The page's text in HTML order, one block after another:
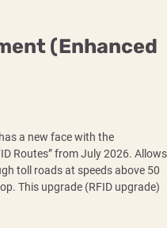
(Enhanced
a new face with the
Routes” from July 2026. Allows
toll roads at speeds above 50
This upgrade (RFID upgrade)